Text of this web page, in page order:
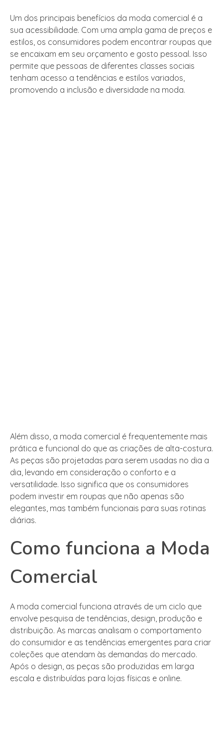
Um dos principais benefícios da moda comercial é a
sua acessibilidade. Com uma ampla gama de preços e
estilos, os consumidores podem encontrar roupas que
se encaixam em seu orçamento e gosto pessoal. Isso
permite que pessoas de diferentes classes sociais
tenham acesso a tendências e estilos variados,
promovendo a inclusão e diversidade na moda.
Além disso, a moda comercial é frequentemente mais
prática e funcional do que as criações de alta-costura.
As peças são projetadas para serem usadas no dia a
dia, levando em consideração o conforto e a
versatilidade. Isso significa que os consumidores
podem investir em roupas que não apenas são
elegantes, mas também funcionais para suas rotinas
diárias.
Como funciona a Moda
Comercial
A moda comercial funciona através de um ciclo que
envolve pesquisa de tendências, design, produção e
distribuição. As marcas analisam o comportamento
do consumidor e as tendências emergentes para criar
coleções que atendam às demandas do mercado.
Após o design, as peças são produzidas em larga
escala e distribuídas para lojas físicas e online.